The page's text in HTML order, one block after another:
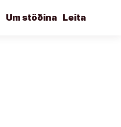
Leita
Um stöðina